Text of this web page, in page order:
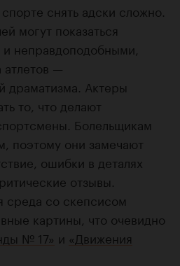
снять адски сложно.
могут показаться
неправдоподобными,
атлетов —
драматизма. Актеры
то, что делают
Болельщикам
поэтому они замечают
ошибки в деталях
отзывы.
среда со скепсисом
картины, что очевидно
№ 17» и «Движения